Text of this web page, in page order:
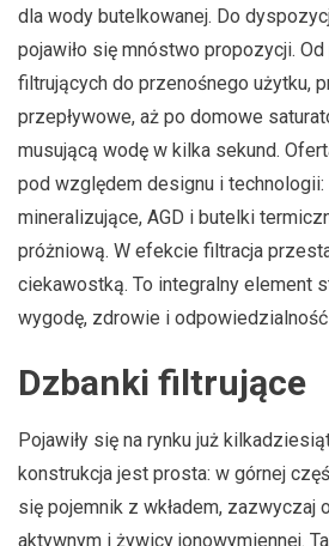
dla wody butelkowanej. Do
pojawiło się mnóstwo propozycji.
filtrujących do przenośnego użytku,
przepływowe, aż po domowe
musującą wodę w kilka sekund.
pod względem designu i technologii:
mineralizujące, AGD i butelki
próżniową. W efekcie filtracja
ciekawostką. To integralny element
wygodę, zdrowie i
Dzbanki filtrujące
Pojawiły się na rynku już
konstrukcja jest prosta: w górnej
się pojemnik z wkładem, zazwyczaj
aktywnym i żywicy jonowymiennej.